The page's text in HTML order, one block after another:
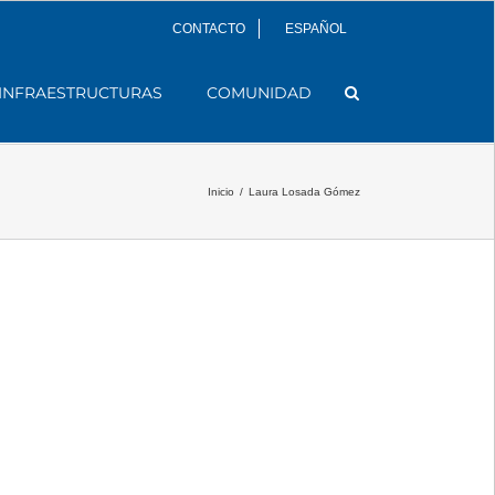
CONTACTO ESPAÑOL
COMUNIDAD
Inicio / Laura Losada Gómez